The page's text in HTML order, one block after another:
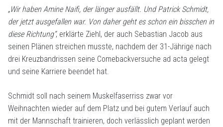
„Wir haben Amine Naifi, der länger ausfällt. Und Patrick Schmidt,
der jetzt ausgefallen war. Von daher geht es schon ein bisschen in
diese Richtung“, erklärte Ziehl, der auch Sebastian Jacob aus
seinen Plänen streichen musste, nachdem der 31-Jährige nach
drei Kreuzbandrissen seine Comebackversuche ad acta gelegt
und seine Karriere beendet hat.
Schmidt soll nach seinem Muskelfaserriss zwar vor
Weihnachten wieder auf dem Platz und bei gutem Verlauf auch
mit der Mannschaft trainieren, doch verlässlich geplant werden